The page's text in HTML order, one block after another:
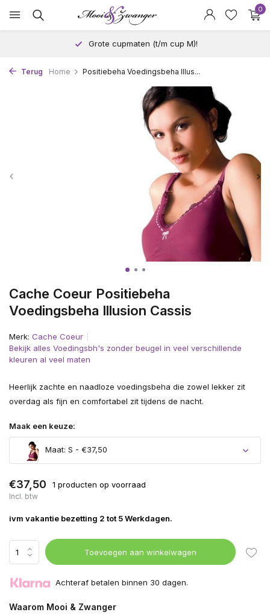
0
Grote cupmaten (t/m cup M)!
Terug Home Positiebeha Voedingsbeha Illus...
Cache Coeur Positiebeha
Voedingsbeha Illusion Cassis
Merk: Cache Coeur
Bekijk alles Voedingsbh's zonder beugel in veel verschillende
kleuren al veel maten
Heerlijk zachte en naadloze voedingsbeha die zowel lekker zit
overdag als fijn en comfortabel zit tijdens de nacht.
Maak een keuze:
Maat: S - €37,50
€37,50 1 producten op voorraad
Incl. btw
ivm vakantie bezetting 2 tot 5 Werkdagen.
Toevoegen aan winkelwagen
Achteraf betalen binnen 30 dagen.
Waarom Mooi & Zwanger